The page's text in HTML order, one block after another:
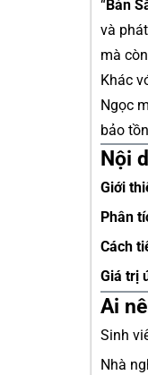
“Bản
và
mà
Khác
Ngọc
bảo
Nội
Giới
Phân
Cách
Giá trị
Ai
Sinh
Nhà